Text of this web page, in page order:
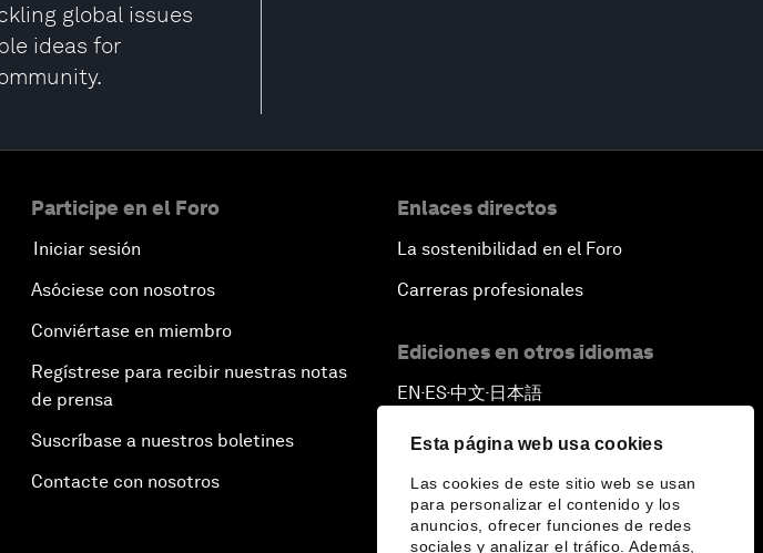
Esta página web usa cookies
Las cookies de este sitio web se usan
para personalizar el contenido y los
anuncios, ofrecer funciones de redes
sociales y analizar el tráfico. Además,
global issues
ideas for
Participe en el Foro
Iniciar sesión
Asóciese con nosotros
Conviértase en miembro
Regístrese para recibir nuestras notas
de prensa
Suscríbase a nuestros boletines
Contacte con nosotros
Enlaces directos
La sostenibilidad en el Foro
Carreras profesionales
Ediciones en otros idiomas
EN ▪ES▪中文▪ 日本語